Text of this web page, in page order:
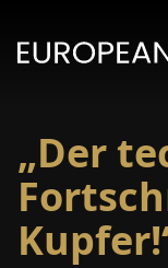
„Der